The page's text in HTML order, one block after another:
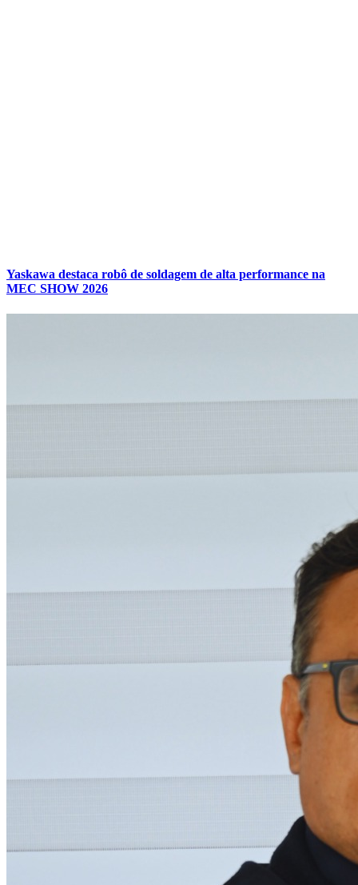
Yaskawa destaca robô de soldagem de alta performance na
MEC SHOW 2026